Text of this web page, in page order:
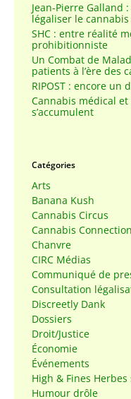
Jean-Pierre Galland
légaliser le cannabis
SHC : entre réalité
prohibitionniste
Un Combat de
patients à l’ère des
RIPOST : encore un
Cannabis médical
s’accumulent
Catégories
Arts
Banana Kush
Cannabis Circus
Cannabis Connection
Chanvre
CIRC Médias
Communiqué de
Consultation
Discreetly Dank
Dossiers
Droit/Justice
Économie
Événements
High & Fines Herbes
Humour drôle